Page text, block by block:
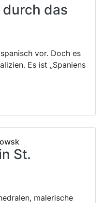
durch das
vor. Doch es
Es ist „Spaniens
St.
malerische